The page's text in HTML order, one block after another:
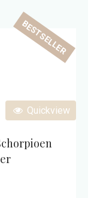
Quickview
BESTSELLER